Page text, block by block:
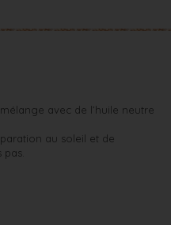
avec de l’huile neutre
au soleil et de